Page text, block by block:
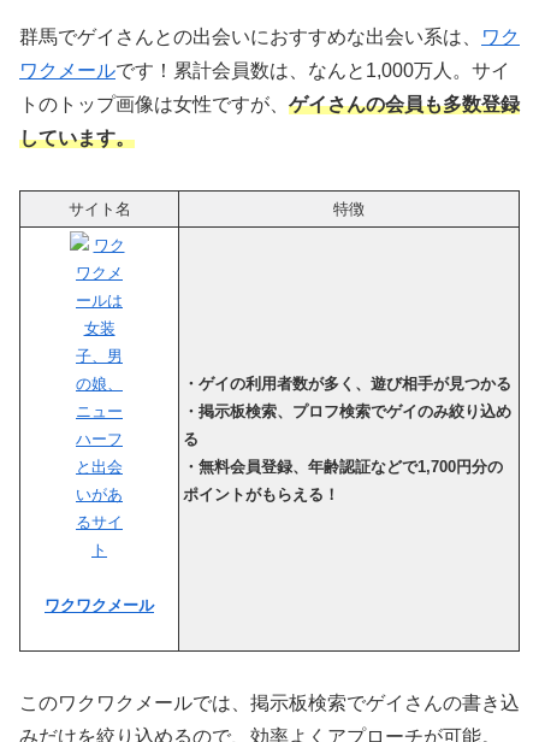
群馬でゲイさんとの出会いにおすすめな出会い系は、
ワク
ワクメールです！累計会員数は、なんと1,000万人。サイ
トのトップ画像は女性ですが、 ゲイさんの会員も多数登録
しています。
サイト名 特徴
ワクワクメール
・ゲイの利用者数が多く、遊び相手が見つかる
・掲示板検索、プロフ検索でゲイのみ絞り込め
る
・無料会員登録、年齢認証などで1,700円分の
ポイントがもらえる！
このワクワクメールでは、掲示板検索でゲイ さんの書き込
みだけを絞り込めるので、効率よくアプローチが可能。